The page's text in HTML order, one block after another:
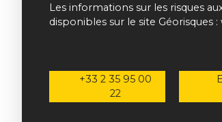
Les informations sur les risques
disponibles sur le site Géorisques
+33 2 35 95 00
22